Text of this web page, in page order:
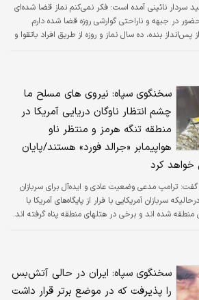
سردار نائینی آمده است: فکر نمی‌کنم نماز قضا شده‌ای
در جبهه و ناراحتی گوارشی روزه قضا شده دارم.
پس‌انداز بنده، ده سال نماز و روزه از طریق افراد باتقوا و
سخنگوی سپاه: نیروی های مسلح ما
چشم انتظار ناوگان دریایی آمریکا در
منطقه تنگه هرمز و منتظر ناو
هواپیمابر «جرالد فورد» هستند/پایان
خواهد کرد
ترامپ مدعی وضعیت عادی و ایده‌آل برای سربازان
سربازان آمریکایی‌ با فرار از پایگاه‌های آمریکا با
منطقه شده اند و برخی در هتلهای منطقه پناه گرفته‌ اند.
سخنگوی سپاه: ایران در حالی آتش‌بس
را پذیرفت که در موضع برتر قرار داشت